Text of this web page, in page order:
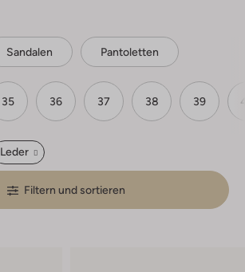
Sandalen Pantoletten
35 36 37 38 39
Leder
Filtern und sortieren